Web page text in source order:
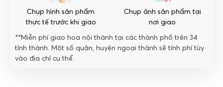
Chụp hình sản phẩm
thực tế trước khi giao
Chụp ảnh sản phẩm tại
nơi giao
**Miễn phí giao hoa nội thành tại các thành phố trên 34
tỉnh thành. Một số quận, huyện ngoại thành sẽ tính phí tùy
vào địa chỉ cụ thể.